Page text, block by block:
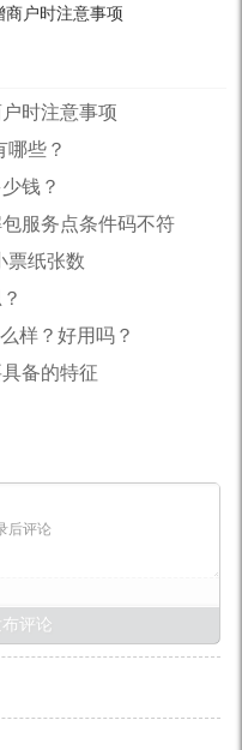
户时注意事项
时注意事项
哪些？
钱？
服务点条件码不符
票纸张数
样？好用吗？
备的特征
后评论